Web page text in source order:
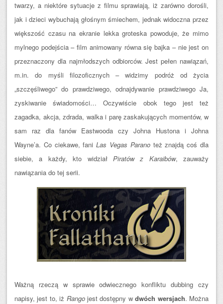
twarzy, a niektóre sytuacje z filmu sprawiają, iż zarówno dorośli,
jak i dzieci wybuchają głośnym śmiechem, jednak widoczna przez
większość czasu na ekranie lekka groteska powoduje, że mimo
mylnego podejścia – film animowany równa się bajka – nie jest on
przeznaczony dla najmłodszych odbiorców. Jest pełen nawiązań,
m.in. do myśli filozoficznych – widzimy podróż od życia
„szczęśliwego” do prawdziwego, odnajdywanie prawdziwego Ja,
zyskiwanie świadomości… Oczywiście obok tego jest też
zagadka, akcja, zdrada, walka i parę zaskakujących momentów, w
sam raz dla fanów Eastwooda czy Johna Hustona i Johna
Wayne’a. Co ciekawe, faniLas Vegas Paranoteż znajdą coś dla
siebie, a każdy, kto widział Piratów z Karaibów, zauważy
nawiązania do tej serii.
Ważną rzeczą w sprawie odwiecznego konfliktu dubbing czy
napisy, jest to, iż Rangojest dostępny wdwóch wersjach. Można